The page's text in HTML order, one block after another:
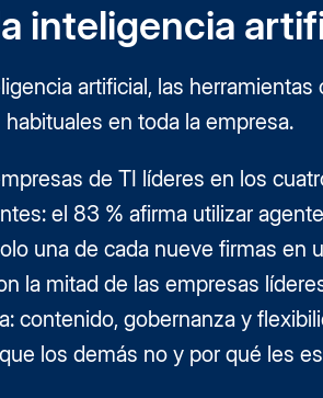
inteligencia
artificial, las
habituales en toda la empresa.
de TI líderes en los
el 83 % afirma utilizar
una de cada nueve firmas en
la mitad de las empresas
contenido, gobernanza y
los demás no y por qué les